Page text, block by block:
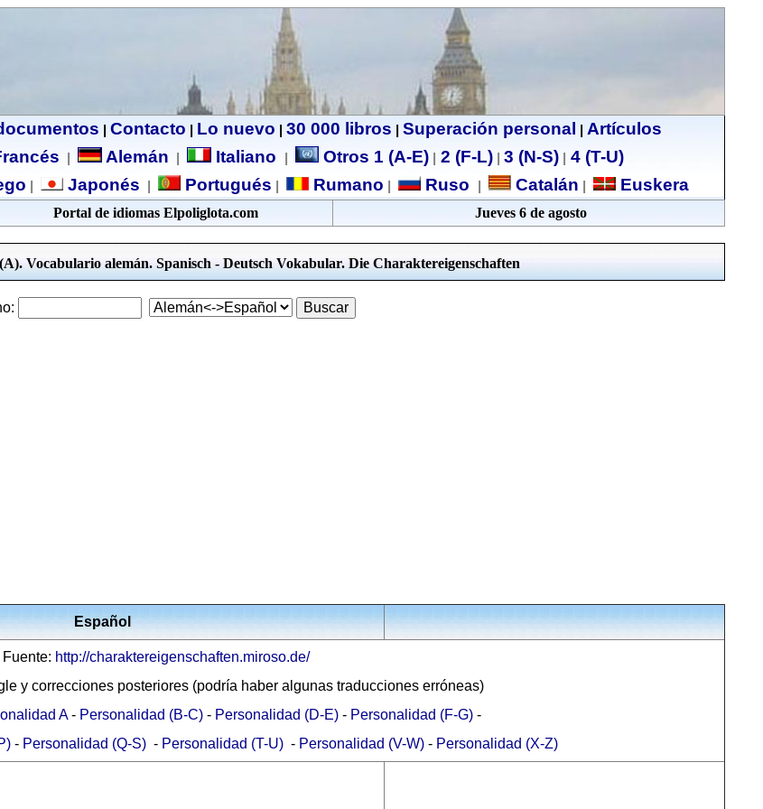
Contacto Lo nuevo 30 000 libros Superación personal
Artículos
Alemán Italiano Otros 1 (A-E) 2 (F-L) 3 (N-S)
4 (T-U)
Japonés Portugués Rumano Ruso Catalán Euskera
Portal de idiomas Elpoliglota.com Jueves 6 de agosto
Vocabulario alemán. Spanisch - Deutsch Vokabular. Die Charaktereigenschaften
Español
Fuente: http://charaktereigenschaften.miroso.de/
y correcciones posteriores (podría haber algunas traducciones erróneas)
A- Personalidad (B-C) - Personalidad (D-E) - Personalidad (F-G) -
- Personalidad (Q-S) - Personalidad (T-U) - Personalidad (V-W) - Personalidad (X-Z)